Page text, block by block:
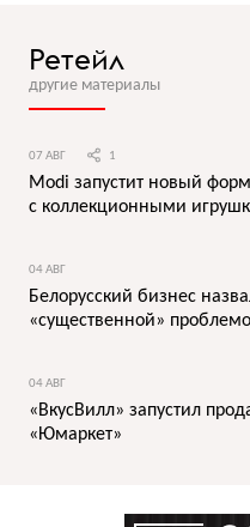
Ретейл
другие материалы
07 АВГ 1
Modi запустит новый
с коллекционными
04 АВГ
Белорусский бизнес
«существенной»
04 АВГ
«ВкусВилл» запустил
«Юмаркет»